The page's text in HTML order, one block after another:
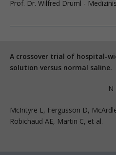
Prof. Dr. Wilfred Druml -
A crossover trial of hospital-
solution versus normal saline.
N
McIntyre L, Fergusson D,
Robichaud AE, Martin C, et al.